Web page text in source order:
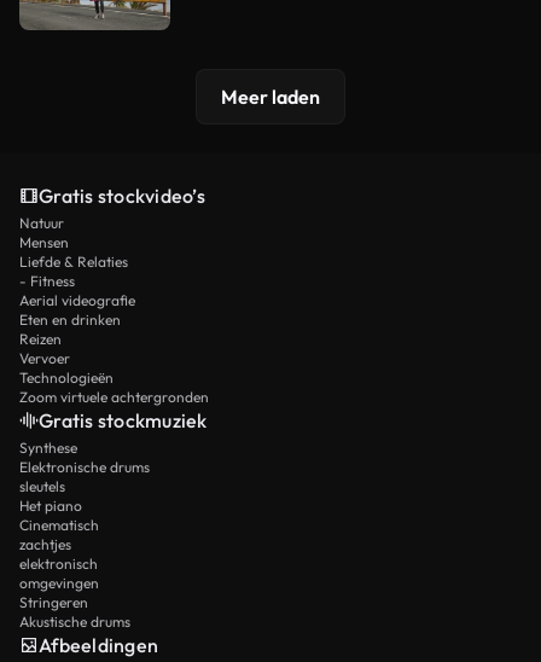
Meer laden
Gratis stockvideo’s
Natuur
Mensen
Liefde & Relaties
- Fitness
Aerial videografie
Eten en drinken
Reizen
Vervoer
Technologieën
Zoom virtuele achtergronden
Gratis stockmuziek
Synthese
Elektronische drums
sleutels
Het piano
Cinematisch
zachtjes
elektronisch
omgevingen
Stringeren
Akustische drums
Afbeeldingen